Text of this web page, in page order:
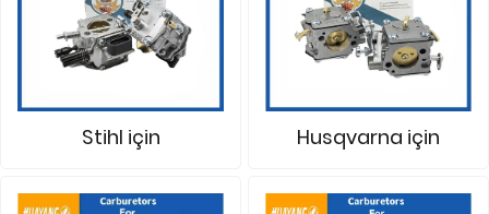
Stihl için Husqvarna için